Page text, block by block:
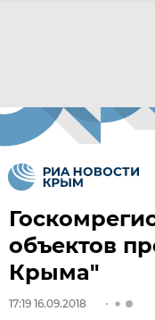
объектов
Крыма"
17:19 16.09.2018